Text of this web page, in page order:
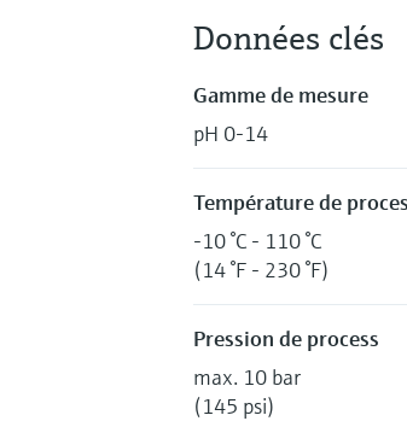
Données clés
Gamme de mesure
pH 0-14
Température de
-10 °C - 110 °C
(14 °F - 230 °F)
Pression de process
max. 10 bar
(145 psi)